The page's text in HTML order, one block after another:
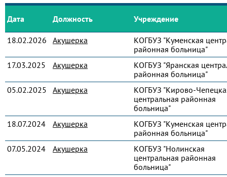
Дата Должность Учреждение
18.02.2026 Акушерка
КОГБУЗ "Куменская
районная больница"
17.03.2025
Акушерка
КОГБУЗ "Яранская
районная больница"
05.02.2025
Акушерка
КОГБУЗ "Кирово-
центральная районная
больница"
18.07.2024
Акушерка
КОГБУЗ "Куменская
районная больница"
07.05.2024
Акушерка
КОГБУЗ "Нолинская
центральная районная
больница"